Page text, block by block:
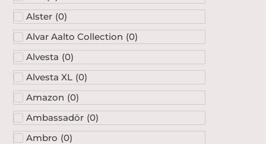
Alster (0)
Alvar Aalto Collection (0)
Alvesta (0)
Alvesta XL (0)
Amazon (0)
Ambassadör (0)
Ambro (0)